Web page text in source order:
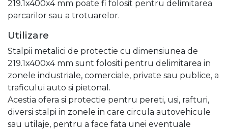
219.1x400x4 mm poate fi folosit pentru delimitarea
parcarilor sau a trotuarelor.
Utilizare
Stalpii metalici de protectie cu dimensiunea de
219.1x400x4 mm sunt folositi pentru delimitarea in
zonele industriale, comerciale, private sau publice, a
traficului auto si pietonal.
Acestia ofera si protectie pentru pereti, usi, rafturi,
diversi stalpi in zonele in care circula autovehicule
sau utilaje, pentru a face fata unei eventuale